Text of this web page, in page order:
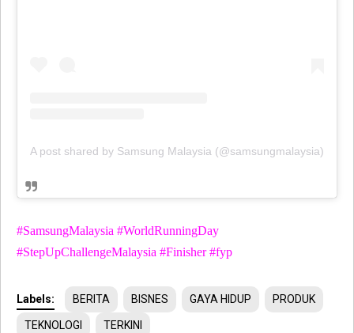
A post shared by Samsung Malaysia (@samsungmalaysia)
#SamsungMalaysia #WorldRunningDay
#StepUpChallengeMalaysia #Finisher #fyp
Labels: BERITA BISNES GAYA HIDUP PRODUK
TEKNOLOGI TERKINI